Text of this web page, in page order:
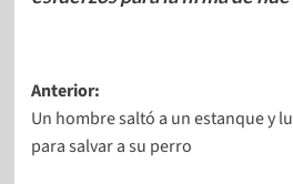
Anterior:
Un hombre saltó a un estanque y
para salvar a su perro